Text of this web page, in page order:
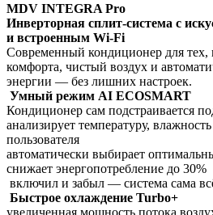
MDV INTEGRA Pro
Инверторная сплит-система с
и встроенным Wi-Fi
Современный кондиционер для тех,
комфорта, чистый воздух и
энергии — без лишних настроек.
Умный режим AI ECOSMART
Кондиционер сам подстраивается
анализирует температуру,
пользователя
автоматически выбирает
снижает энергопотребление до 30%
включил и забыл — система сама
Быстрое охлаждение Turbo+
увеличенная мощность потока